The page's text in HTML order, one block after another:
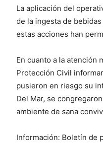
La aplicación del
de la ingesta de
estas acciones han
En cuanto a la atención
Protección Civil
pusieron en riesgo su
Del Mar, se
ambiente de sana
Información: Boletín de